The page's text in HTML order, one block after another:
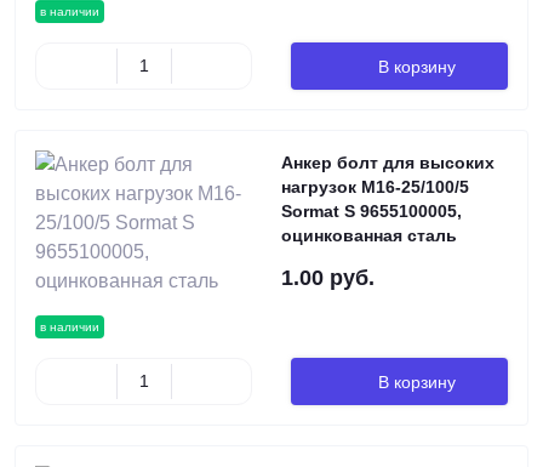
в наличии
В корзину
в наличии
Анкер болт для высоких
нагрузок М16-25/100/5
Sormat S 9655100005,
оцинкованная сталь
1.00 руб.
В корзину